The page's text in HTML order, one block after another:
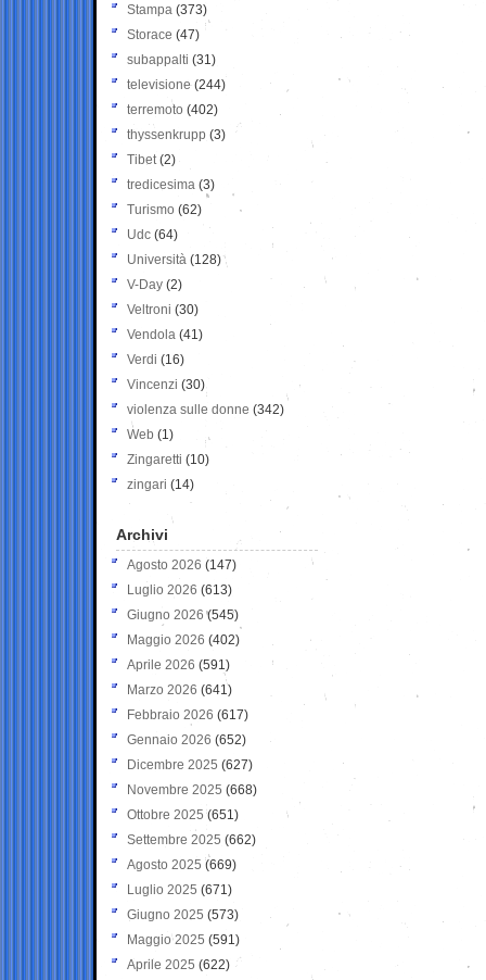
Stampa (373)
Storace (47)
subappalti (31)
televisione(244)
terremoto (402)
thyssenkrupp (3)
Tibet(2)
tredicesima (3)
Turismo (62)
Udc (64)
Università (128)
V-Day (2)
Veltroni (30)
Vendola (41)
Verdi (16)
Vincenzi (30)
violenza sulle donne (342)
Web (1)
Zingaretti (10)
zingari (14)
Archivi
Agosto 2026 (147)
Luglio 2026 (613)
Giugno 2026 (545)
Maggio 2026 (402)
Aprile 2026 (591)
Marzo 2026 (641)
Febbraio 2026 (617)
Gennaio 2026 (652)
Dicembre 2025 (627)
Novembre 2025 (668)
Ottobre 2025 (651)
Settembre 2025 (662)
Agosto 2025 (669)
Luglio 2025 (671)
Giugno 2025 (573)
Maggio 2025 (591)
Aprile 2025 (622)